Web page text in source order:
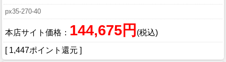
px35-270-40
本店サイト価格： 144,675円 (税込)
[ 1,447ポイント還元 ]